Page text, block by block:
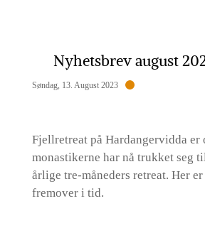
Nyhetsbrev august
Søndag, 13. August 2023
Fjellretreat på Hardangervidda er
monastikerne har nå trukket seg
årlige tre-måneders retreat. Her er
fremover i tid.